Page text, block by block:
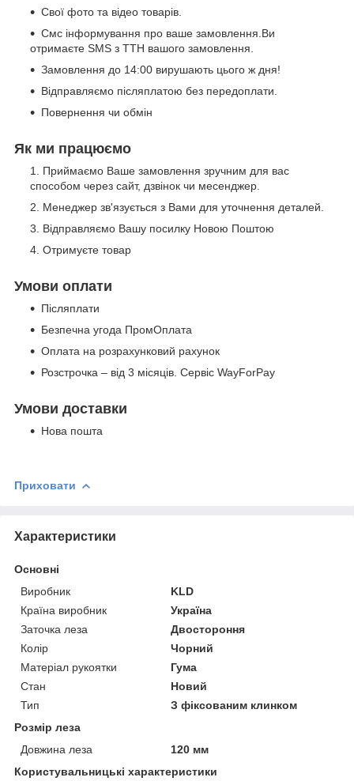
Свої фото та відео товарів.
Смс інформування про ваше замовлення.Ви
отримаєте SMS з ТТН вашого замовлення.
Замовлення до 14:00 вирушають цього ж дня!
Відправляємо післяплатою без передоплати.
Повернення чи обмін
Як ми працюємо
Приймаємо Ваше замовлення зручним для вас
способом через сайт, дзвінок чи месенджер.
Менеджер зв'язується з Вами для уточнення деталей.
Відправляємо Вашу посилку Новою Поштою
Отримуєте товар
Умови оплати
Післяплати
Безпечна угода ПромОплата
Оплата на розрахунковий рахунок
Розстрочка – від 3 місяців. Сервіс WayForPay
Умови доставки
Нова пошта
Приховати
Характеристики
Основні
Виробник
KLD
Країна виробник
Україна
Заточка леза
Двостороння
Колір
Чорний
Матеріал рукоятки
Гума
Стан
Новий
Тип
З фіксованим клинком
Розмір леза
Довжина леза
120 мм
Користувальницькі характеристики